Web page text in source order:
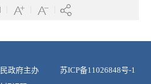
人民政府主办 苏ICP备11026848号-1